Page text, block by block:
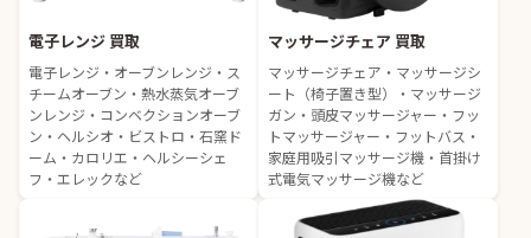
電子レンジ 買取
電子レンジ・オーブンレンジ・ス
チームオーブン・熱水蒸気オーブ
ンレンジ・コンベクションオーブ
ン・ヘルシオ・ビストロ・石窯ド
ーム・カロリエ・ヘルシーシェ
フ・エレックなど
マッサージチェア 買取
マッサージチェア・マッサージシ
ート（椅子置き型）・マッサージ
ガン・頭皮マッサージャー・フッ
トマッサージャー・フットバス・
家庭用吸引マッサージ機・首掛け
式電気マッサージ機など